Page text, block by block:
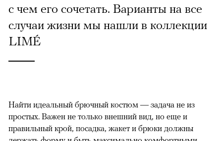
с чем его сочетать. Варианты на все
случаи жизни мы нашли в коллекции
LIMÉ
Найти идеальный брючный костюм — задача не из
простых. Важен не только внешний вид, но еще и
правильный крой, посадка, жакет и брюки должны